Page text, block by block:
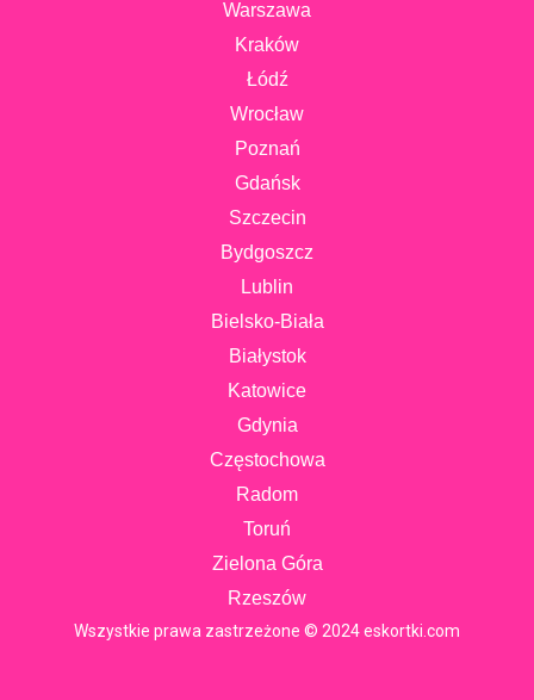
Warszawa
Kraków
Łódź
Wrocław
Poznań
Gdańsk
Szczecin
Bydgoszcz
Lublin
Bielsko-Biała
Białystok
Katowice
Gdynia
Częstochowa
Radom
Toruń
Zielona Góra
Rzeszów
Wszystkie prawa zastrzeżone © 2024 eskortki.com